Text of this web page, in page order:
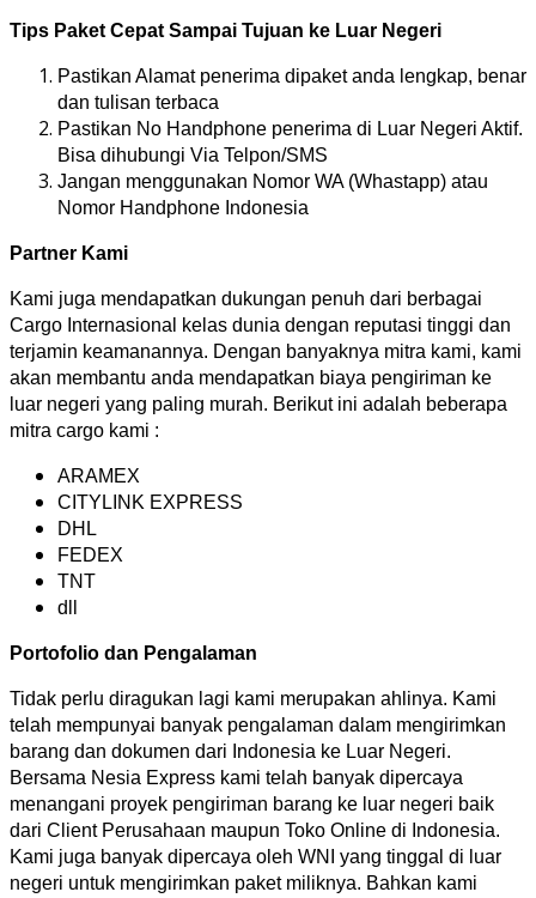
Tips Paket Cepat Sampai Tujuan ke Luar Negeri
Pastikan Alamat penerima dipaket anda lengkap, benar
dan tulisan terbaca
Pastikan No Handphone penerima di Luar Negeri Aktif.
Bisa dihubungi Via Telpon/SMS
Jangan menggunakan Nomor WA (Whastapp) atau
Nomor Handphone Indonesia
Partner Kami
Kami juga mendapatkan dukungan penuh dari berbagai
Cargo Internasional kelas dunia dengan reputasi tinggi dan
terjamin keamanannya. Dengan banyaknya mitra kami, kami
akan membantu anda mendapatkan biaya pengiriman ke
luar negeri yang paling murah. Berikut ini adalah beberapa
mitra cargo kami :
ARAMEX
CITYLINK EXPRESS
DHL
FEDEX
TNT
dll
Portofolio dan Pengalaman
Tidak perlu diragukan lagi kami merupakan ahlinya. Kami
telah mempunyai banyak pengalaman dalam mengirimkan
barang dan dokumen dari Indonesia ke Luar Negeri.
Bersama Nesia Express kami telah banyak dipercaya
menangani proyek pengiriman barang ke luar negeri baik
dari Client Perusahaan maupun Toko Online di Indonesia.
Kami juga banyak dipercaya oleh WNI yang tinggal di luar
negeri untuk mengirimkan paket miliknya. Bahkan kami